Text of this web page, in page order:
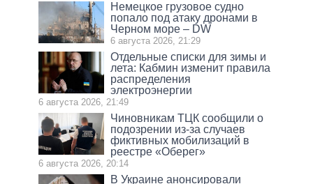
Немецкое грузовое судно
попало под атаку дронами в
Черном море – DW
6 августа 2026, 21:29
Отдельные списки для зимы и
лета: Кабмин изменит правила
распределения
электроэнергии
6 августа 2026, 21:49
Чиновникам ТЦК сообщили о
подозрении из-за случаев
фиктивных мобилизаций в
реестре «Оберег»
6 августа 2026, 20:14
В Украине анонсировали